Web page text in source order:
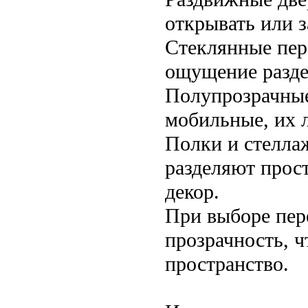
открывать или
Стеклянные
ощущение
мобильные, их
Полки и
разделяют
декор.
При выборе
прозрачность,
пространство.